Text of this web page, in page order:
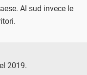
Al sud invece le
2019.